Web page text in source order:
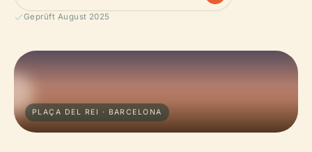
Geprüft August 2025
PLAÇA DEL REI · BARCELONA